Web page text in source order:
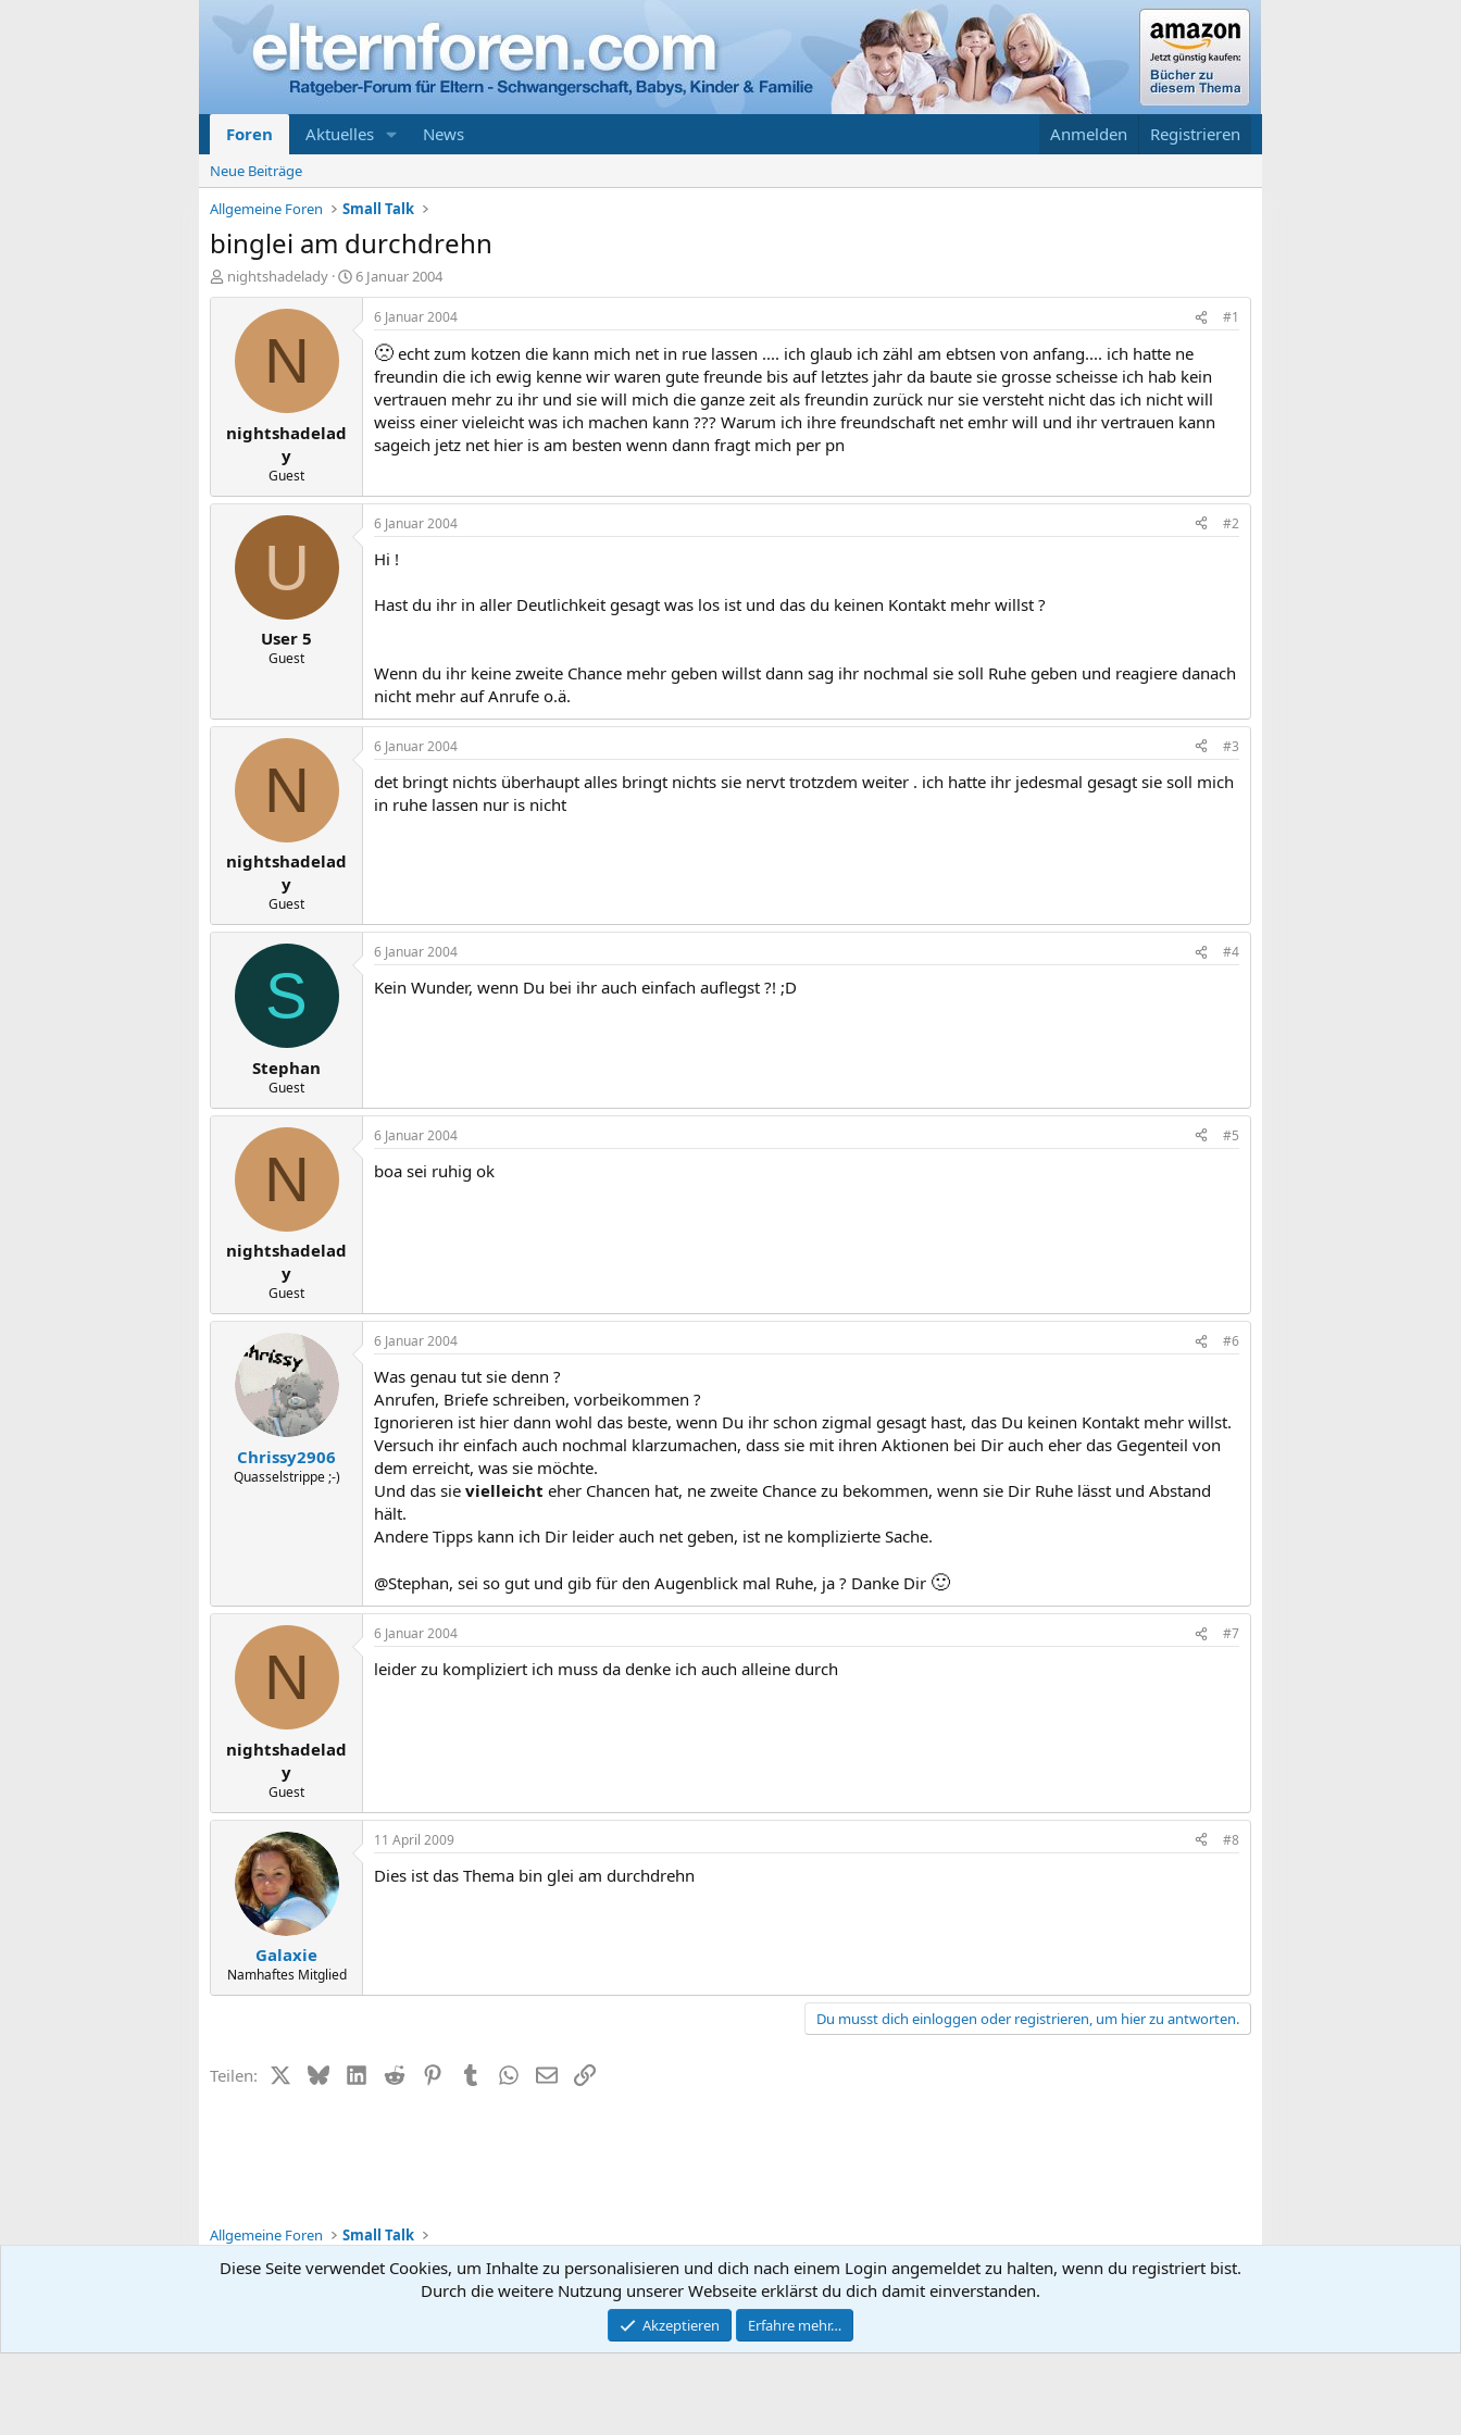
Foren Aktuelles News Anmelden Registrieren
Neue Beiträge
Allgemeine Foren
Small Talk
binglei am durchdrehn
E
r
r
nightshadelady
E
r
t
6 Januar 2004
N
nightshadelad
y
Guest
6 Januar 2004 #1
🙁 echt zum kotzen die kann mich net in rue lassen .... ich glaub ich zähl am ebtsen von anfang.... ich hatte ne
freundin die ich ewig kenne wir waren gute freunde bis auf letztes jahr da baute sie grosse scheisse ich hab kein
vertrauen mehr zu ihr und sie will mich die ganze zeit als freundin zurück nur sie versteht nicht das ich nicht will
weiss einer vieleicht was ich machen kann ??? Warum ich ihre freundschaft net emhr will und ihr vertrauen kann
sageich jetz net hier is am besten wenn dann fragt mich per pn
U
User 5
Guest
6 Januar 2004 #2
Hi !
Hast du ihr in aller Deutlichkeit gesagt was los ist und das du keinen Kontakt mehr willst ?
Wenn du ihr keine zweite Chance mehr geben willst dann sag ihr nochmal sie soll Ruhe geben und reagiere danach
nicht mehr auf Anrufe o.ä.
N
nightshadelad
y
Guest
6 Januar 2004 #3
det bringt nichts überhaupt alles bringt nichts sie nervt trotzdem weiter . ich hatte ihr jedesmal gesagt sie soll mich
in ruhe lassen nur is nicht
S
Stephan
Guest
6 Januar 2004 #4
Kein Wunder, wenn Du bei ihr auch einfach auflegst ?! ;D
N
nightshadelad
y
Guest
6 Januar 2004 #5
boa sei ruhig ok
Chrissy2906
Quasselstrippe ;-)
6 Januar 2004 #6
Was genau tut sie denn ?
Anrufen, Briefe schreiben, vorbeikommen ?
Ignorieren ist hier dann wohl das beste, wenn Du ihr schon zigmal gesagt hast, das Du keinen Kontakt mehr willst.
Versuch ihr einfach auch nochmal klarzumachen, dass sie mit ihren Aktionen bei Dir auch eher das Gegenteil von
dem erreicht, was sie möchte.
Und das sie vielleicht eher Chancen hat, ne zweite Chance zu bekommen, wenn sie Dir Ruhe lässt und Abstand
hält.
Andere Tipps kann ich Dir leider auch net geben, ist ne komplizierte Sache.
@Stephan, sei so gut und gib für den Augenblick mal Ruhe, ja ? Danke Dir 🙂
N
nightshadelad
y
Guest
6 Januar 2004 #7
leider zu kompliziert ich muss da denke ich auch alleine durch
Galaxie
Namhaftes Mitglied
11 April 2009 #8
Dies ist das Thema bin glei am durchdrehn
Du musst dich einloggen oder registrieren, um hier zu antworten.
Teilen: X (Twitter)
BlueskyLinkedIn
Reddit PinterestTumblrWhatsApp
E-MailLink
Allgemeine Foren Small Talk
Kontakt Nutzungsbedingungen Datenschutz
Community platform by XenForo ® © 2010-2026 XenForo Ltd.
Diese Seite verwendet Cookies, um Inhalte zu personalisieren und dich nach einem Login angemeldet zu halten, wenn du registriert bist.
Durch die weitere Nutzung unserer Webseite erklärst du dich damit einverstanden.
Akzeptieren Erfahre mehr…